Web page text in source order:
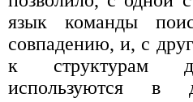
язык команды
совпадению, и, с
к структурам
используются в